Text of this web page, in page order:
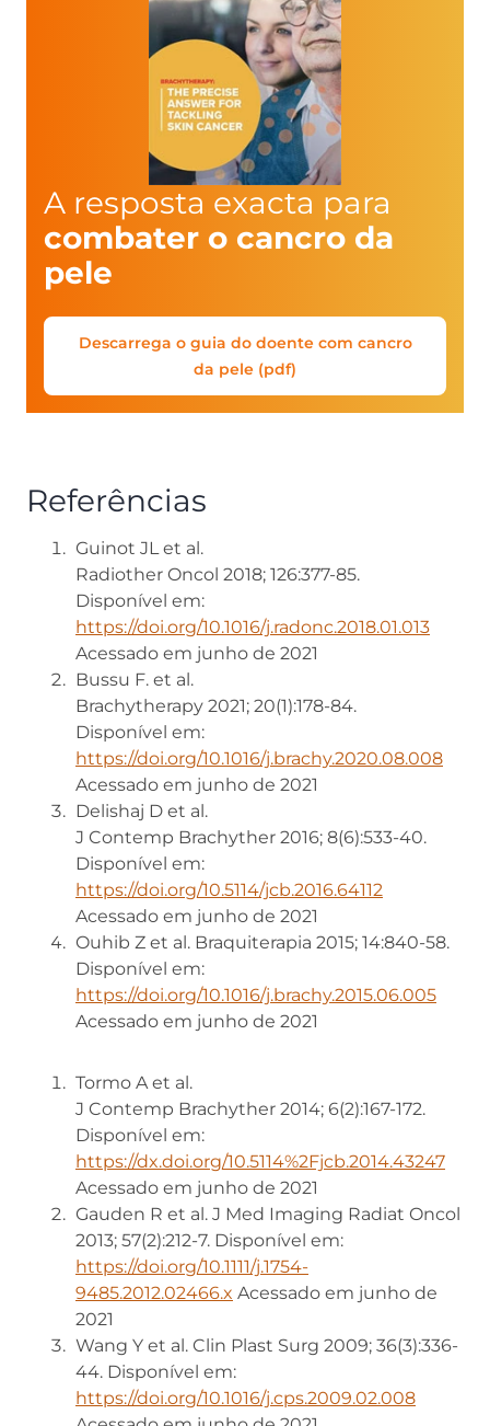
A resposta exacta para
combater o cancro da
pele
Descarrega o guia do doente com cancro
da pele (pdf)
Referências
Guinot JL et al.
Radiother Oncol 2018; 126:377-85.
Disponível em:
https://doi.org/10.1016/j.radonc.2018.01.013
Acessado em junho de 2021
Bussu F. et al.
Brachytherapy 2021; 20(1):178-84.
Disponível em:
https://doi.org/10.1016/j.brachy.2020.08.008
Acessado em junho de 2021
Delishaj D et al.
J Contemp Brachyther 2016; 8(6):533-40.
Disponível em:
https://doi.org/10.5114/jcb.2016.64112
Acessado em junho de 2021
Ouhib Z et al. Braquiterapia 2015; 14:840-58.
Disponível em:
https://doi.org/10.1016/j.brachy.2015.06.005
Acessado em junho de 2021
Tormo A et al.
J Contemp Brachyther 2014; 6(2):167-172.
Disponível em:
https://dx.doi.org/10.5114%2Fjcb.2014.43247
Acessado em junho de 2021
Gauden R et al. J Med Imaging Radiat Oncol
2013; 57(2):212-7. Disponível em:
https://doi.org/10.1111/j.1754-
9485.2012.02466.x Acessado em junho de
2021
Wang Y et al. Clin Plast Surg 2009; 36(3):336-
44. Disponível em:
https://doi.org/10.1016/j.cps.2009.02.008